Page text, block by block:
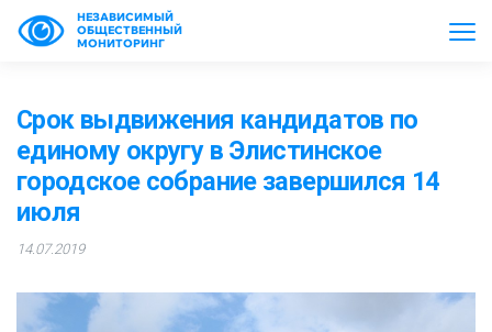
НЕЗАВИСИМЫЙ
ОБЩЕСТВЕННЫЙ
МОНИТОРИНГ
Срок выдвижения кандидатов по
единому округу в Элистинское
городское собрание завершился 14
июля
14.07.2019